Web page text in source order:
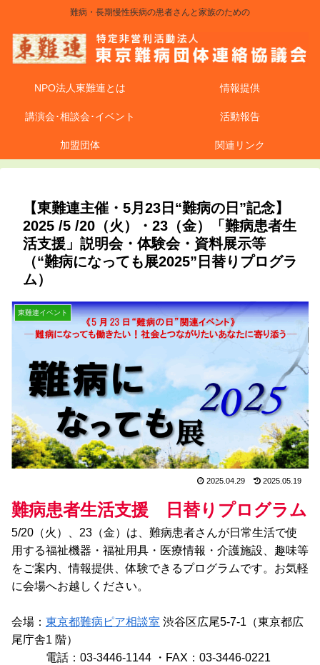
難病・長期慢性疾病の患者さんと家族のための
NPO法人東難連とは 情報提供
講演会･相談会･イベント 活動報告
加盟団体 関連リンク
【東難連主催・5月23日“難病の日”記念】
2025 /5 /20（火）・23（金）「難病患者生
活支援」説明会・体験会・資料展示等
（“難病になっても展2025”日替りプログラ
ム）
東難連イベント
2025.04.29 2025.05.19
難病患者生活支援 日替りプログラム
5/20（火）、23（金）は、難病患者さんが日常生活で使
用する福祉機器・福祉用具・医療情報・介護施設、趣味等
をご案内、情報提供、体験できるプログラムです。お気軽
に会場へお越しください。
会場： 東京都難病ピア相談室 渋谷区広尾5-7-1（東京都広
尾庁舎1 階）
電話：03-3446-1144 ・FAX：03-3446-0221